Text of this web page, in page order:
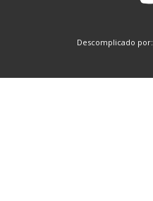
Descomplicado por: